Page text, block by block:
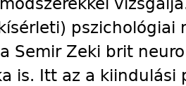
pszichológiai
Semir Zeki brit
is. Itt az a